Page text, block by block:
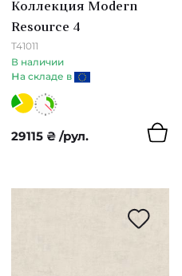
Коллекция Modern
Resource 4
T41011
В наличии
на складе в
29115 ₴ /рул.